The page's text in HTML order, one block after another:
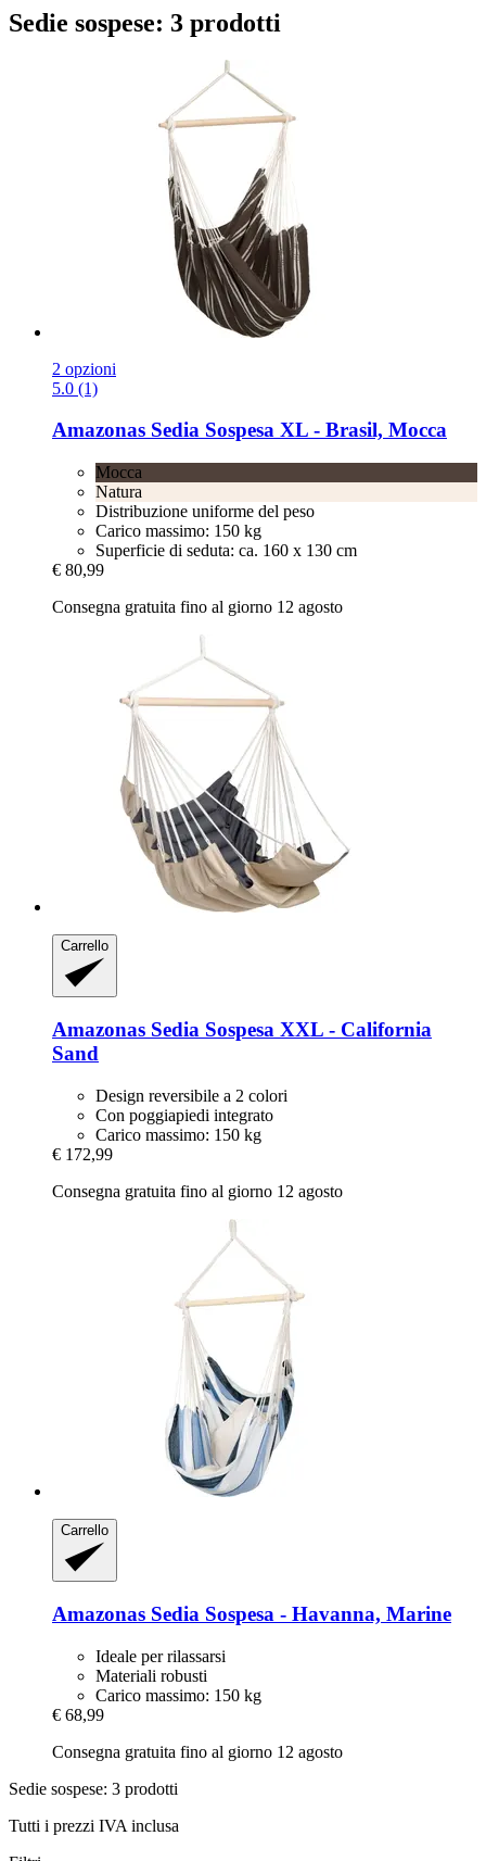
Sedie sospese: 3 prodotti
2 opzioni
5.0 (1)
Amazonas Sedia Sospesa XL -​ Brasil, Mocca
Mocca
Natura
Distribuzione uniforme del peso
Carico massimo: 150 kg
Superficie di seduta: ca. 160 x 130 cm
€ 80,99
Consegna gratuita fino al giorno 12 agosto
Carrello
Amazonas Sedia Sospesa XXL -​ California
Sand
Design reversibile a 2 colori
Con poggiapiedi integrato
Carico massimo: 150 kg
€ 172,99
Consegna gratuita fino al giorno 12 agosto
Carrello
Amazonas Sedia Sospesa -​ Havanna, Marine
Ideale per rilassarsi
Materiali robusti
Carico massimo: 150 kg
€ 68,99
Consegna gratuita fino al giorno 12 agosto
Sedie sospese: 3 prodotti
Tutti i prezzi IVA inclusa